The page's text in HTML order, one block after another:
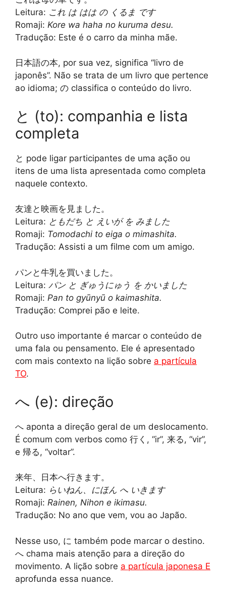
Leitura: これ は はは の くるま です
Romaji: Kore wa haha no kuruma desu.
Tradução: Este é o carro da minha mãe.
日本語の本, por sua vez, significa “livro de
japonês”. Não se trata de um livro que pertence
ao idioma; の classifica o conteúdo do livro.
と (to): companhia e lista
completa
と pode ligar participantes de uma ação ou
itens de uma lista apresentada como completa
naquele contexto.
友達と映画を見ました。
Leitura: ともだち と えいが を みました
Romaji: Tomodachi to eiga o mimashita.
Tradução: Assisti a um filme com um amigo.
パンと牛乳を買いました。
Leitura: パン と ぎゅうにゅう を かいました
Romaji: Pan to gyūnyū o kaimashita.
Tradução: Comprei pão e leite.
Outro uso importante é marcar o conteúdo de
uma fala ou pensamento. Ele é apresentado
com mais contexto na lição sobre a partícula
TO.
へ (e): direção
へ aponta a direção geral de um deslocamento.
É comum com verbos como 行く, “ir”, 来る, “vir”,
e 帰る, “voltar”.
来年、日本へ行きます。
Leitura: らいねん、にほん へ いきます
Romaji: Rainen, Nihon e ikimasu.
Tradução: No ano que vem, vou ao Japão.
Nesse uso, に também pode marcar o destino.
へ chama mais atenção para a direção do
movimento. A lição sobre a partícula japonesa E
aprofunda essa nuance.